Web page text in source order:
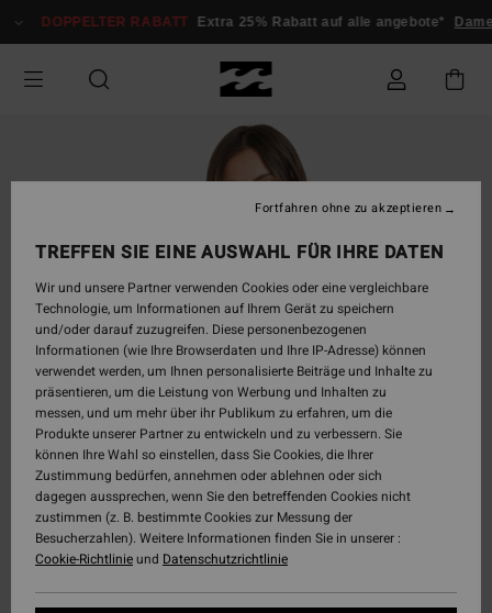
zur
springen
DOPPELTER RABATT Extra 25% Rabatt auf alle angebote*
TREFFEN SIE EINE AUSWAHL FÜR IHRE DATEN
Wir und unsere Partner verwenden Cookies oder eine vergleichbare
Technologie, um Informationen auf Ihrem Gerät zu speichern
und/oder darauf zuzugreifen. Diese personenbezogenen
Informationen (wie Ihre Browserdaten und Ihre IP-Adresse) können
verwendet werden, um Ihnen personalisierte Beiträge und Inhalte zu
präsentieren, um die Leistung von Werbung und Inhalten zu
messen, und um mehr über ihr Publikum zu erfahren, um die
Produkte unserer Partner zu entwickeln und zu verbessern. Sie
können Ihre Wahl so einstellen, dass Sie Cookies, die Ihrer
Zustimmung bedürfen, annehmen oder ablehnen oder sich
dagegen aussprechen, wenn Sie den betreffenden Cookies nicht
zustimmen (z. B. bestimmte Cookies zur Messung der
Besucherzahlen). Weitere Informationen finden Sie in unserer :
Cookie-Richtlinieund Datenschutzrichtlinie
Fortfahren ohne zu akzeptieren